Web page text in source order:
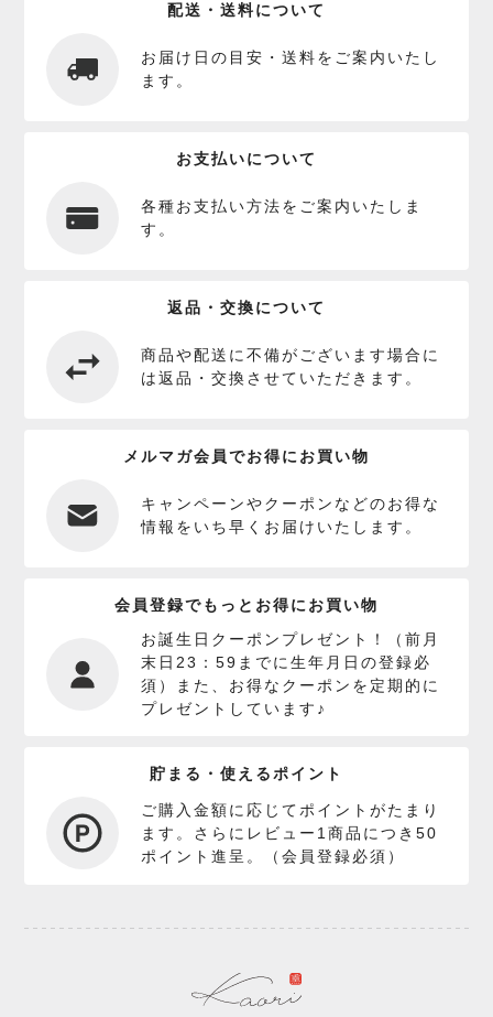
配送・送料について
お届け日の目安・送料をご案内いたし
ます。
お支払いについて
各種お支払い方法をご案内いたしま
す。
返品・交換について
商品や配送に不備がございます場合に
は返品・交換させていただきます。
メルマガ会員でお得にお買い物
キャンペーンやクーポンなどのお得な
情報をいち早くお届けいたします。
会員登録でもっとお得にお買い物
お誕生日クーポンプレゼント！（前月
末日23：59までに生年月日の登録必
須）また、お得なクーポンを定期的に
プレゼントしています♪
貯まる・使えるポイント
ご購入金額に応じてポイントがたまり
ます。さらにレビュー1商品につき50
ポイント進呈。（会員登録必須）